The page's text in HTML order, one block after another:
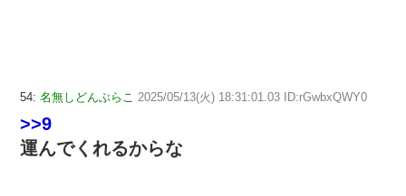
54: 名無しどんぶらこ 2025/05/13(火) 18:31:01.03 ID:rGwbxQWY0
>>9
運んでくれるからな